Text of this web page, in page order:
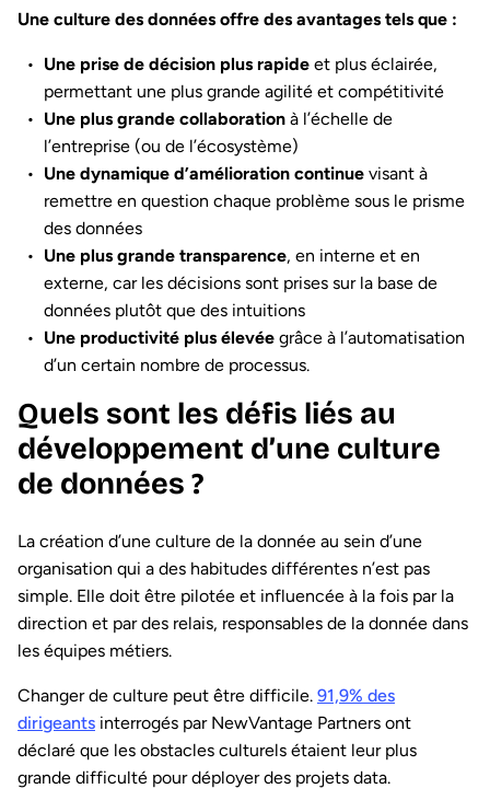
Une culture des données offre des avantages tels que :
Une prise de décision plus rapide et plus éclairée,
permettant une plus grande agilité et compétitivité
Une plus grande collaboration à l’échelle de
l’entreprise (ou de l’écosystème)
Une dynamique d’amélioration continue visant à
remettre en question chaque problème sous le prisme
des données
Une plus grande transparence, en interne et en
externe, car les décisions sont prises sur la base de
données plutôt que des intuitions
Une productivité plus élevée grâce à l’automatisation
d’un certain nombre de processus.
Quels sont les défis liés au
développement d’une culture
de données ?
La création d’une culture de la donnée au sein d’une
organisation qui a des habitudes différentes n’est pas
simple. Elle doit être pilotée et influencée à la fois par la
direction et par des relais, responsables de la donnée dans
les équipes métiers.
Changer de culture peut être difficile. 91,9% des
dirigeants interrogés par NewVantage Partners ont
déclaré que les obstacles culturels étaient leur plus
grande difficulté pour déployer des projets data.